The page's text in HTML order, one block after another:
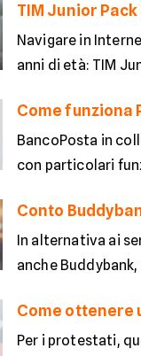
TIM Junior Pack
Navigare in
anni di età: TIM
Come funziona
BancoPosta in
con particolari
Conto
In alternativa ai
anche
Come ottenere
Per i protestati,